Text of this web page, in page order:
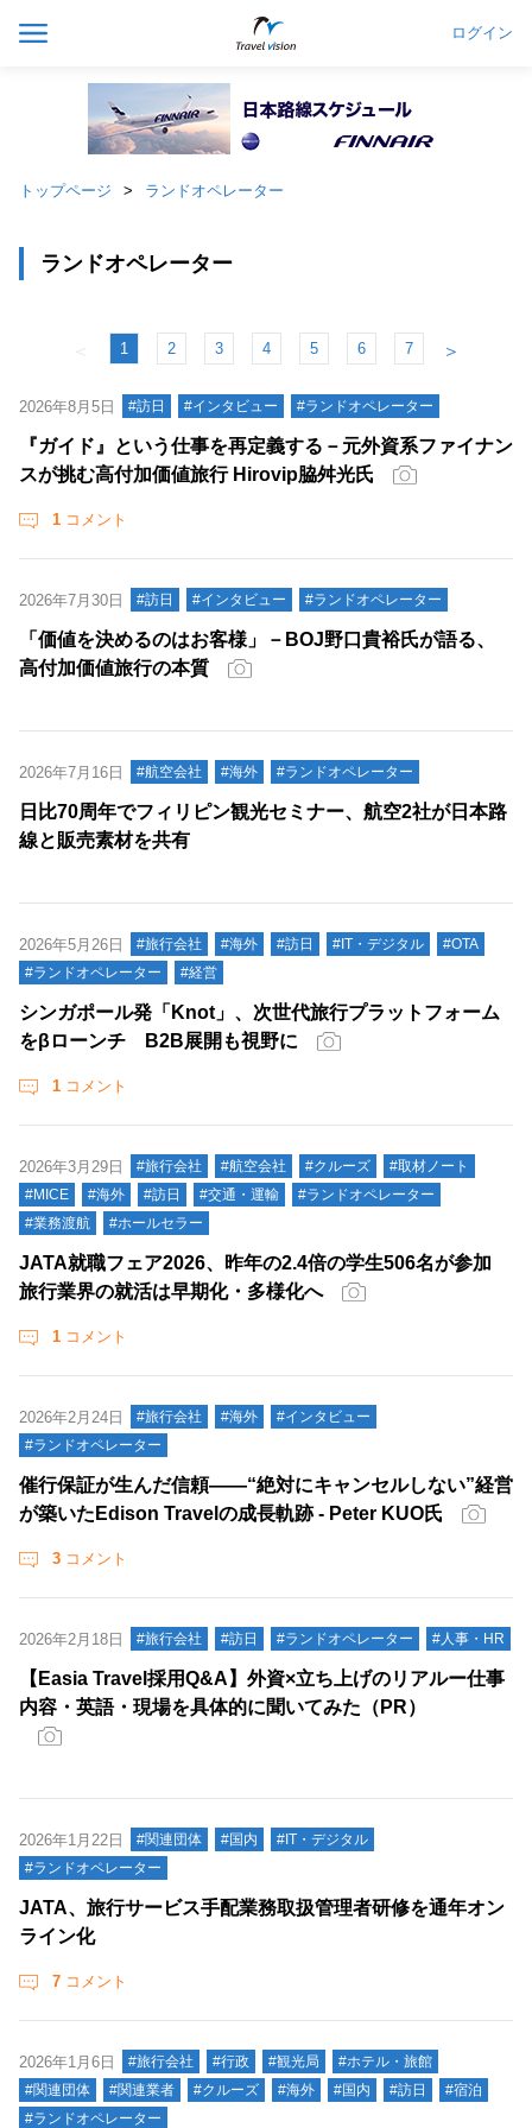
ログイン
トップページ ランドオペレーター
ランドオペレーター
＜ 1 2 3 4 5 6 7 ＞
2026年8月5日 #訪日 #インタビュー #ランドオペレーター
『ガイド』という仕事を再定義する－元外資系ファイナン
スが挑む高付加価値旅行 Hirovip脇舛光氏
1 コメント
2026年7月30日 #訪日 #インタビュー #ランドオペレーター
「価値を決めるのはお客様」－BOJ野口貴裕氏が語る、
高付加価値旅行の本質
2026年7月16日 #航空会社 #海外 #ランドオペレーター
日比70周年でフィリピン観光セミナー、航空2社が日本路
線と販売素材を共有
2026年5月26日 #旅行会社 #海外 #訪日 #IT・デジタル
#OTA
#ランドオペレーター
#経営
シンガポール発「Knot」、次世代旅行プラットフォーム
をβローンチ B2B展開も視野に
1 コメント
2026年3月29日 #旅行会社 #航空会社 #クルーズ
#取材ノート
#MICE
#海外 #訪日 #交通・運輸
#ランドオペレーター
#業務渡航
#ホールセラー
JATA就職フェア2026、昨年の2.4倍の学生506名が参加
旅行業界の就活は早期化・多様化へ
1 コメント
2026年2月24日 #旅行会社 #海外
#インタビュー
#ランドオペレーター
催行保証が生んだ信頼――“絶対にキャンセルしない”経営
が築いたEdison Travelの成長軌跡 - Peter KUO氏
3 コメント
2026年2月18日 #旅行会社 #訪日 #ランドオペレーター #人事・HR
【Easia Travel採用Q&A】外資×立ち上げのリアルー仕事
内容・英語・現場を具体的に聞いてみた（PR）
2026年1月22日 #関連団体 #国内
#IT・デジタル
#ランドオペレーター
JATA、旅行サービス手配業務取扱管理者研修を通年オン
ライン化
7 コメント
2026年1月6日 #旅行会社 #行政 #観光局
#ホテル・旅館
#関連団体
#関連業者 #クルーズ #海外 #国内 #訪日
#宿泊
#ランドオペレーター